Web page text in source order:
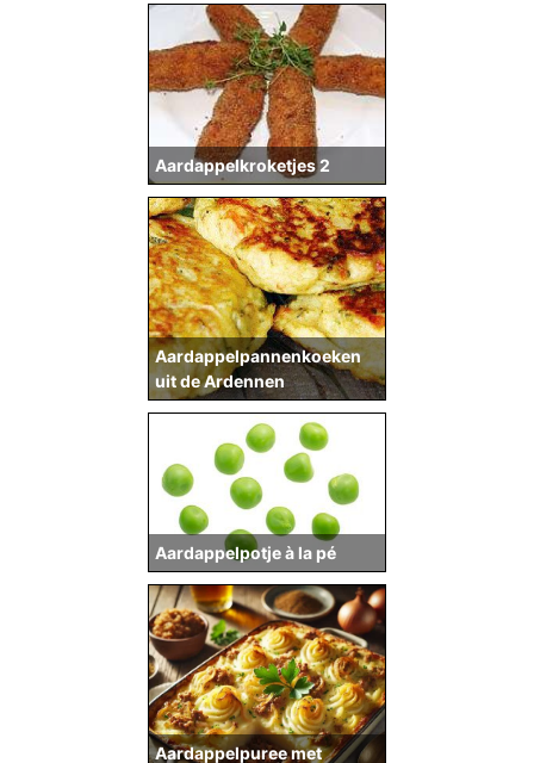
Aardappelkroketjes 2
Aardappelpannenkoeken
uit de Ardennen
Aardappelpotje à la pé
Aardappelpuree met